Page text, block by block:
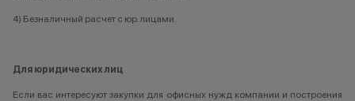
4) Безналичный расчет с юр.лицами.
Для юридических лиц
Если вас интересуют закупки для офисных нужд компании и построения